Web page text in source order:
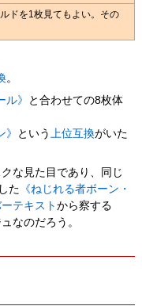
ドを1枚見てもよい。その
。
ル》
と合わせての8枚体
》 という上位互換がいた
な見た目であり、同じ
た 《ねじれる者ボーン・
テキストから察する
なのだろう。